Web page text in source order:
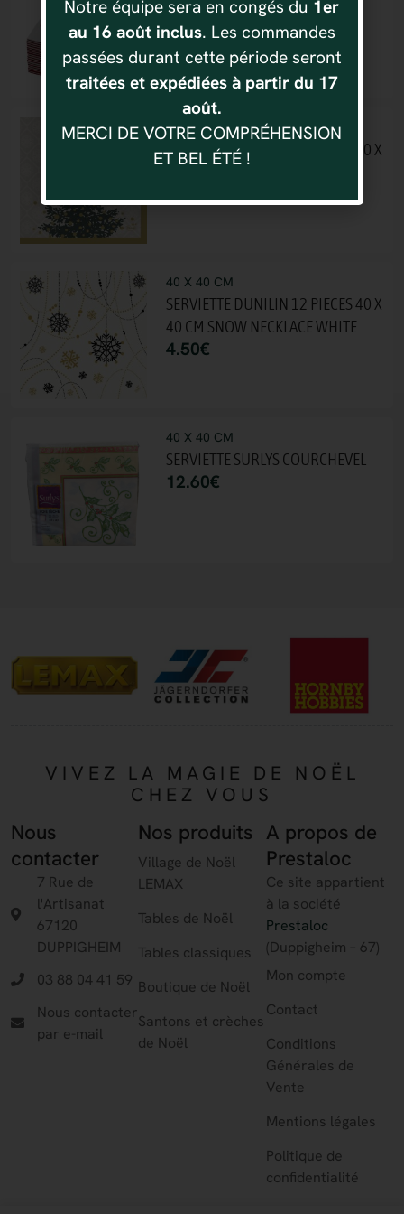
RUDOLF (12 PIECES°
6.85€
40 X 40 CM
SERVIETTE DUNILIN 12 PIECES 40 X
5.88€
40 X 40 CM
SERVIETTE DUNILIN 12 PIECES 40 X
40 CM SNOW NECKLACE WHITE
4.50€
40 X 40 CM
SERVIETTE SURLYS COURCHEVEL
12.60€
VIVEZ LA MAGIE DE NOËL
CHEZ VOUS
Nous
contacter
7 Rue de
l'Artisanat
67120
DUPPIGHEIM
03 88 04 41 59
Nous contacter
par e-mail
Nos produits
Village de Noël
LEMAX
Tables de Noël
Tables classiques
Boutique de Noël
Santons et crèches
de Noël
A propos de
Prestaloc
Ce site appartient
à la société
Prestaloc
(Duppigheim – 67)
Mon compte
Contact
Conditions
Générales de
Vente
Mentions légales
Politique de
confidentialité
Notre équipe sera en congés du 1er
au 16 août inclus. Les commandes
passées durant cette période seront
traitées et expédiées à partir du 17
août.
MERCI DE VOTRE COMPRÉHENSION
ET BEL ÉTÉ !